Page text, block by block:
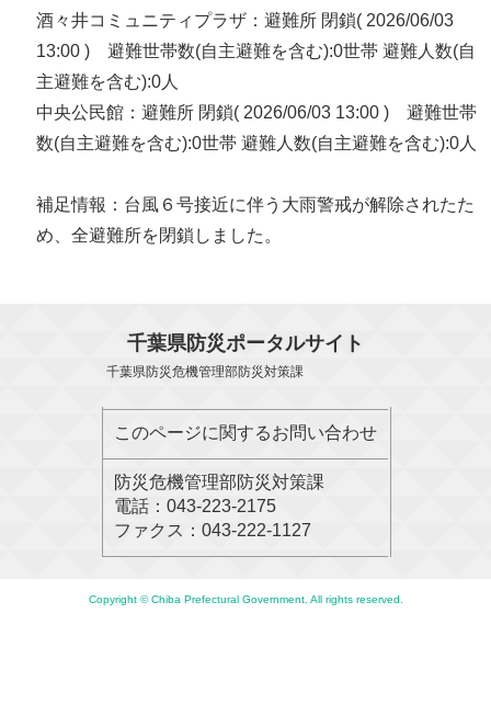
酒々井コミュニティプラザ：避難所 閉鎖( 2026/06/03
13:00 ) 避難世帯数(自主避難を含む):0世帯 避難人数(自
主避難を含む):0人
中央公民館：避難所 閉鎖( 2026/06/03 13:00 ) 避難世帯
数(自主避難を含む):0世帯 避難人数(自主避難を含む):0人
補足情報：台風６号接近に伴う大雨警戒が解除されたた
め、全避難所を閉鎖しました。
千葉県防災ポータルサイト
千葉県防災危機管理部防災対策課
このページに関するお問い合わせ
防災危機管理部防災対策課
電話：043-223-2175
ファクス：043-222-1127
Copyright © Chiba Prefectural Government. All rights reserved.